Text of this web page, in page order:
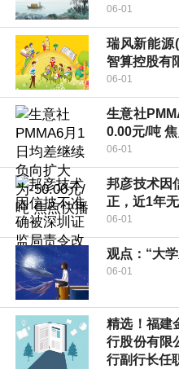
06-01
瑞风新能源
智算控股有
06-01
生意社
0.00元/吨
06-01
邦彦技术因
正，近1年
06-01
观点：“大
06-01
精选！福建
行股份有限
行副行长任